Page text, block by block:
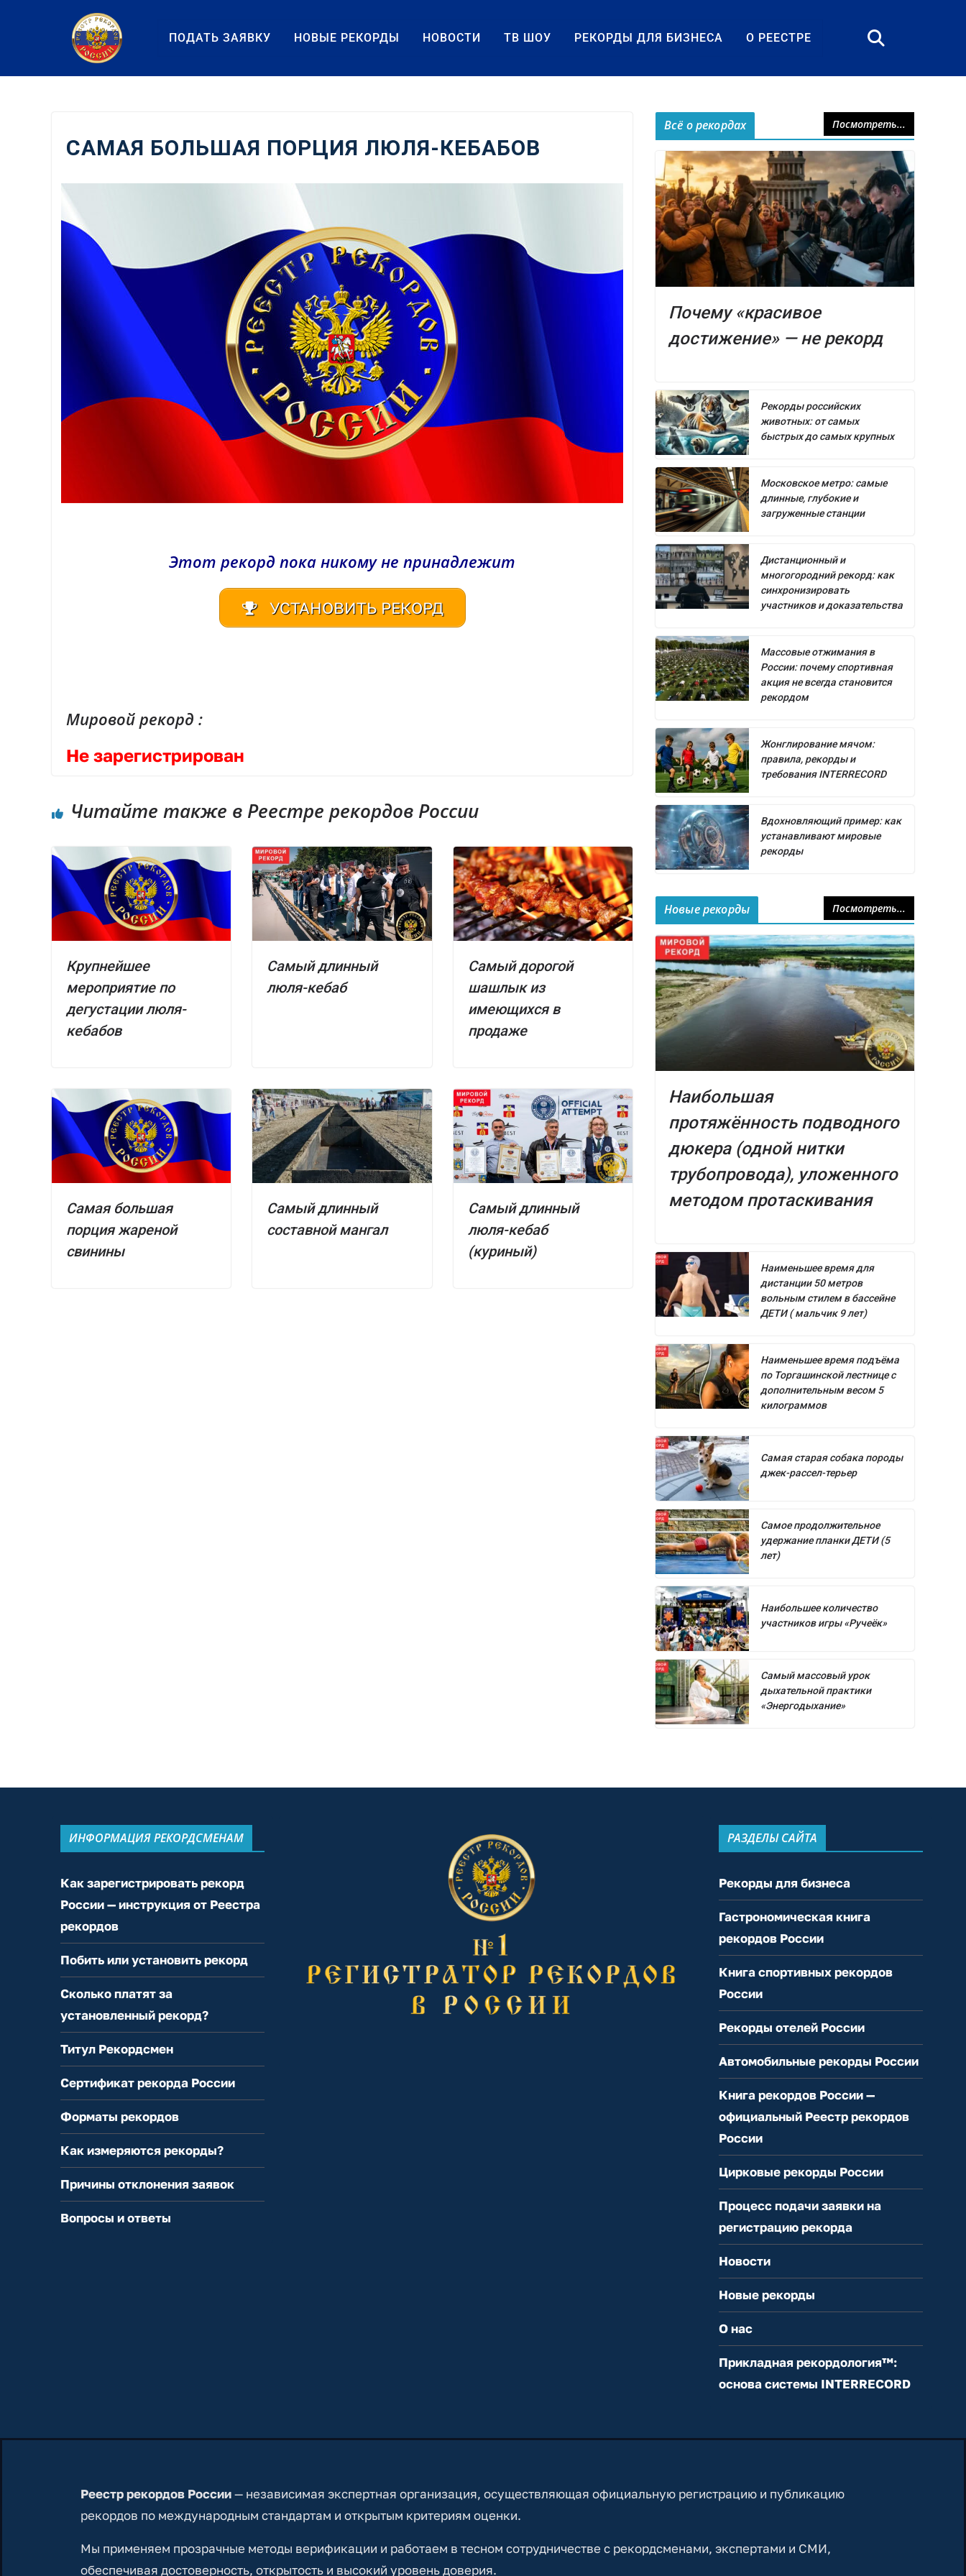
содержанию
ПОДАТЬ ЗАЯВКУ НОВЫЕ РЕКОРДЫ НОВОСТИ ТВ ШОУ РЕКОРДЫ ДЛЯ БИЗНЕСА О РЕЕСТРЕ
САМАЯ БОЛЬШАЯ ПОРЦИЯ ЛЮЛЯ-КЕБАБОВ
Этот рекорд пока никому не принадлежит
УСТАНОВИТЬ РЕКОРД
Мировой рекорд :
Не зарегистрирован
Читайте также в Реестре рекордов России
Крупнейшее
мероприятие по
дегустации люля-
кебабов
Самый длинный
люля-кебаб
Самый дорогой
шашлык из
имеющихся в
продаже
Самая большая
порция жареной
свинины
Самый длинный
составной мангал
Самый длинный
люля-кебаб
(куриный)
Всё о рекордах Посмотреть...
Почему «красивое
достижение» — не рекорд
Рекорды российских
животных: от самых
быстрых до самых крупных
Московское метро: самые
длинные, глубокие и
загруженные станции
Дистанционный и
многогородний рекорд: как
синхронизировать
участников и доказательства
Массовые отжимания в
России: почему спортивная
акция не всегда становится
рекордом
Жонглирование мячом:
правила, рекорды и
требования INTERRECORD
Вдохновляющий пример: как
устанавливают мировые
рекорды
Новые рекорды Посмотреть...
Наибольшая
протяжённость подводного
дюкера (одной нитки
трубопровода), уложенного
методом протаскивания
Наименьшее время для
дистанции 50 метров
вольным стилем в бассейне
ДЕТИ ( мальчик 9 лет)
Наименьшее время подъёма
по Торгашинской лестнице с
дополнительным весом 5
килограммов
Самая старая собака породы
джек-рассел-терьер
Самое продолжительное
удержание планки ДЕТИ (5
лет)
Наибольшее количество
участников игры «Ручеёк»
Самый массовый урок
дыхательной практики
«Энергодыхание»
ИНФОРМАЦИЯ РЕКОРДСМЕНАМ
Как зарегистрировать рекорд
России — инструкция от Реестра
рекордов
Побить или установить рекорд
Сколько платят за
установленный рекорд?
Титул Рекордсмен
Сертификат рекорда России
Форматы рекордов
Как измеряются рекорды?
Причины отклонения заявок
Вопросы и ответы
РАЗДЕЛЫ САЙТА
Рекорды для бизнеса
Гастрономическая книга
рекордов России
Книга спортивных рекордов
России
Рекорды отелей России
Автомобильные рекорды России
Книга рекордов России —
официальный Реестр рекордов
России
Цирковые рекорды России
Процесс подачи заявки на
регистрацию рекорда
Новости
Новые рекорды
О нас
Прикладная рекордология™:
основа системы INTERRECORD
Реестр рекордов России— независимая экспертная организация, осуществляющая официальную регистрацию и публикацию
рекордов по международным стандартам и открытым критериям оценки.
Мы применяем прозрачные методы верификации и работаем в тесном сотрудничестве с рекордсменами, экспертами и СМИ,
обеспечивая достоверность, открытость и высокий уровень доверия.